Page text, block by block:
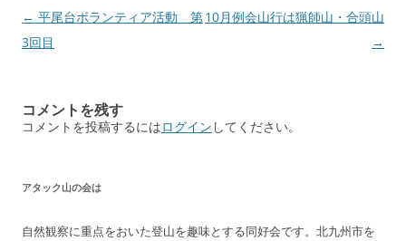
投
稿
ゲ
ョ
← 平尾台ボランティア活動 第
3回目
10月例会山行は猟師山・合頭山
→
コメントを残す
コメントを投稿するにはログイン してください。
アタック山の会は
自然観察に重点をおいた登山を趣味とする同好会です。北九州市を